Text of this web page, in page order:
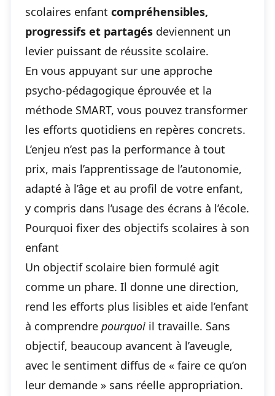
scolaires enfant compréhensibles,
progressifs et partagés deviennent un
levier puissant de réussite scolaire.
En vous appuyant sur une approche
psycho‑pédagogique éprouvée et la
méthode SMART, vous pouvez transformer
les efforts quotidiens en repères concrets.
L’enjeu n’est pas la performance à tout
prix, mais l’apprentissage de l’autonomie,
adapté à l’âge et au profil de votre enfant,
y compris dans l’usage des écrans à l’école.
Pourquoi fixer des objectifs scolaires à son
enfant
Un objectif scolaire bien formulé agit
comme un phare. Il donne une direction,
rend les efforts plus lisibles et aide l’enfant
à comprendre pourquoi il travaille. Sans
objectif, beaucoup avancent à l’aveugle,
avec le sentiment diffus de « faire ce qu’on
leur demande » sans réelle appropriation.